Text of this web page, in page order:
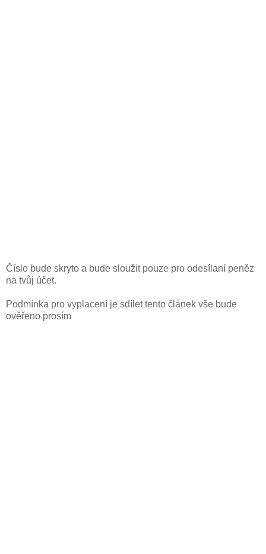
Číslo bude skryto a bude sloužit pouze pro odesílaní peněz
na tvůj účet.
Podmínka pro vyplacení je sdílet tento článek vše bude
ověřeno prosím